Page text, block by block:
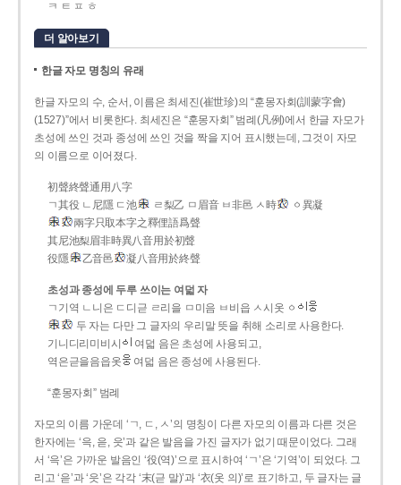
ㅋ ㅌ ㅍ ㅎ
더 알아보기
한글 자모 명칭의 유래
한글 자모의 수, 순서, 이름은 최세진(崔世珍)의 “훈몽자회(訓蒙字會)
(1527)”에서 비롯한다. 최세진은 “훈몽자회” 범례(凡例)에서 한글 자모가
초성에 쓰인 것과 종성에 쓰인 것을 짝을 지어 표시했는데, 그것이 자모
의 이름으로 이어졌다.
初聲終聲通用八字
ㄱ其役 ㄴ尼隱 ㄷ池
ㄹ梨乙 ㅁ眉音 ㅂ非邑 ㅅ時
ㆁ異凝
兩字只取本字之釋俚語爲聲
其尼池梨眉非時異八音用於初聲
役隱
乙音邑 凝八音用於終聲
초성과 종성에 두루 쓰이는 여덟 자
ㄱ기역 ㄴ니은 ㄷ디귿 ㄹ리을 ㅁ미음 ㅂ비읍 ㅅ시옷 ㆁ
두 자는 다만 그 글자의 우리말 뜻을 취해 소리로 사용한다.
기니디리미비시
여덟 음은 초성에 사용되고,
역은귿을음읍옷
여덟 음은 종성에 사용된다.
“훈몽자회” 범례
자모의 이름 가운데 ‘ㄱ, ㄷ, ㅅ’의 명칭이 다른 자모의 이름과 다른 것은
한자에는 ‘윽, 읃, 읏’과 같은 발음을 가진 글자가 없기 때문이었다. 그래
서 ‘윽’은 가까운 발음인 ‘役(역)’으로 표시하여 ‘ㄱ’은 ‘기역’이 되었다. 그
리고 ‘읃’과 ‘읏’은 각각 ‘末(귿 말)’과 ‘衣(옷 의)’로 표기하고, 두 글자는 글